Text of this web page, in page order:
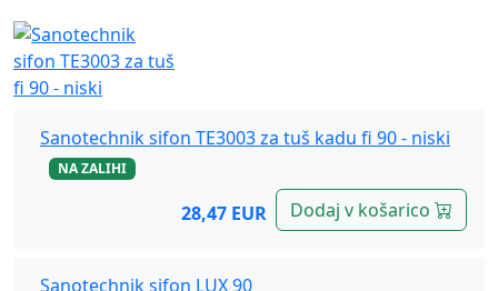
Sanotechnik sifon TE3003 za tuš kadu fi 90 - niski
NA ZALIHI
28,47 EUR Dodaj v košarico
Sanotechnik sifon LUX 90